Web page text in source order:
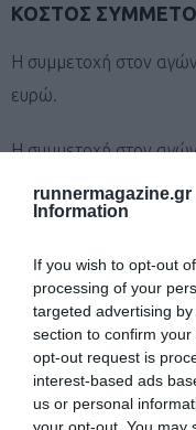
runnermagazine.gr
Information
If you wish to opt-out
processing of your
targeted advertising
section to confirm
opt-out request is
interest-based ads
us or personal
your opt-out. You may
ΚΟΣΤΟΣ
Η συμμετοχή στον
ευρώ.
Η συμμετοχή στον
Η συμμετοχή για τα
Η καταβολή του
από εγγραφή
Μετά την εγγραφή θα
από τους παρακάτω